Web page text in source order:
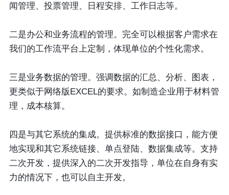
闻管理、投票管理、日程安排、工作日志等。
二是办公和业务流程的管理。完全可以根据客户需求在
我们的工作流平台上定制，体现单位的个性化需求。
三是业务数据的管理。强调数据的汇总、分析、图表，
更类似于网络版EXCEL的要求。如制造企业用于材料管
理，成本核算。
四是与其它系统的集成。提供标准的数据接口，能方便
地实现和其它系统链接、单点登陆、数据集成等。支持
二次开发，提供深入的二次开发指导，单位在自身有实
力的情况下，也可以自主开发。